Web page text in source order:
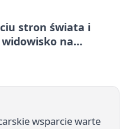
stron świata i
na
wsparcie warte